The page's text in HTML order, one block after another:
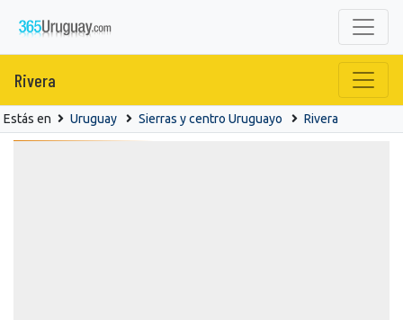
Rivera
Estás en Uruguay Sierras y centro Uruguayo Rivera